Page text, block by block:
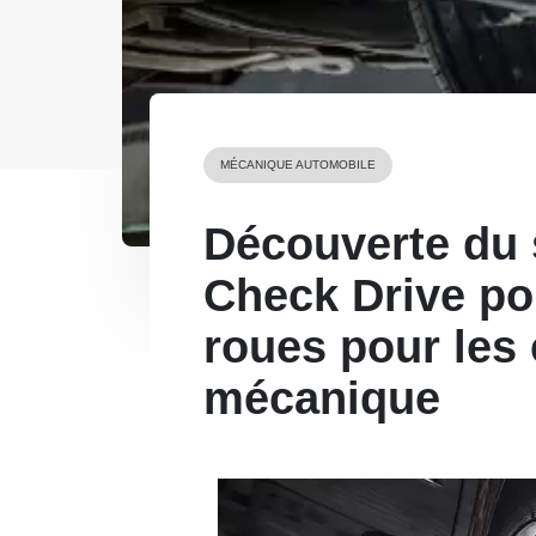
MÉCANIQUE AUTOMOBILE
Découverte
Check Drive
roues pour les
mécanique